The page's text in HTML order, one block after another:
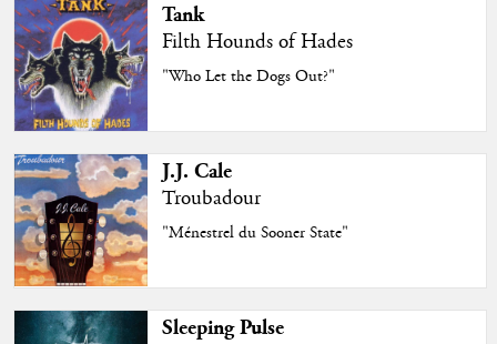
Tank
Filth Hounds of Hades
"Who Let the Dogs Out?"
J.J. Cale
Troubadour
"Ménestrel du Sooner State"
Sleeping Pulse